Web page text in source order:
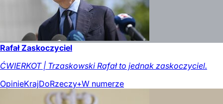
Rafał Zaskoczyciel
ĆWIERKOT | Trzaskowski Rafał to jednak zaskoczyciel.
OpinieKrajDoRzeczy+W numerze